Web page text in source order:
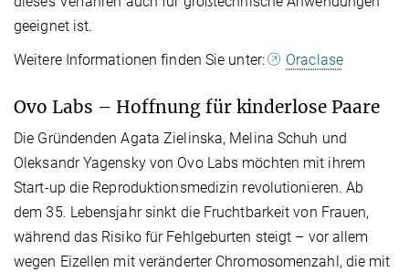
geeignet ist.
Weitere Informationen finden Sie unter:
Oraclase
Ovo Labs – Hoffnung für kinderlose Paare
Die Gründenden Agata Zielinska, Melina Schuh und
Oleksandr Yagensky von Ovo Labs möchten mit ihrem
Start-up die Reproduktionsmedizin revolutionieren. Ab
dem 35. Lebensjahr sinkt die Fruchtbarkeit von Frauen,
während das Risiko für Fehlgeburten steigt – vor allem
wegen Eizellen mit veränderter Chromosomenzahl, die mit